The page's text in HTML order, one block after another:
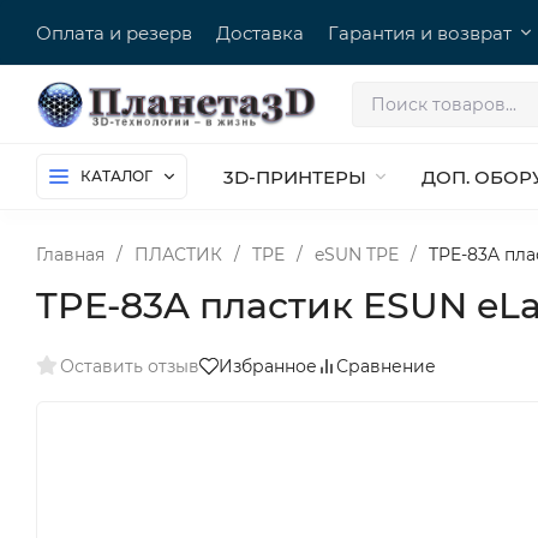
Оплата и резерв Доставка Гарантия и возврат
КАТАЛОГ 3D-ПРИНТЕРЫ ДОП.
Главная / ПЛАСТИК / TPE / eSUN TPE / TPE-83A
TPE-83A пластик ESUN
Оставить отзыв Избранное Сравнение